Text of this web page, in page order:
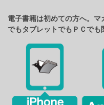
電子書籍は初めての方へ。
でもタブレットでもＰＣでも